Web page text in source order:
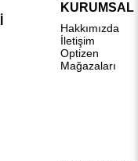
KURUMSAL
Hakkımızda
İletişim
Optizen
Mağazaları